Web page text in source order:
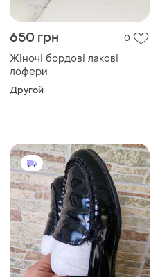
650 грн 0
Жіночі бордові лакові
лофери
Другой